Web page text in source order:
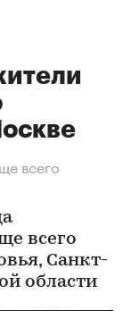
всего
всего
Санкт-
области